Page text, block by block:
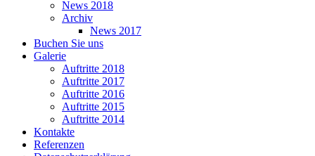
News 2018
Archiv
News 2017
Buchen Sie uns
Galerie
Auftritte 2018
Auftritte 2017
Auftritte 2016
Auftritte 2015
Auftritte 2014
Kontakte
Referenzen